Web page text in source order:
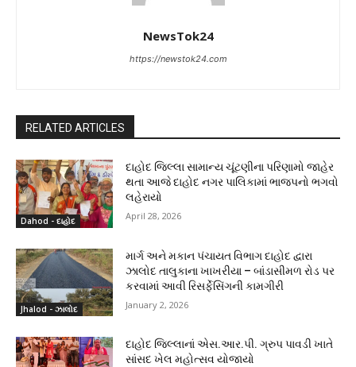
NewsTok24
https://newstok24.com
RELATED ARTICLES
Dahod - દાહોદ
દાહોદ જિલ્લા સામાન્ય ચૂંટણીના પરિણામો જાહેર
થતા આજે દાહોદ નગર પાલિકામાં ભાજપનો ભગવો
લહેરાયો
April 28, 2026
Jhalod - ઝાલોદ
માર્ગ અને મકાન પંચાયત વિભાગ દાહોદ દ્વારા
ઝાલોદ તાલુકાના ખાખરીયા – બાંડાસીમળ રોડ પર
કરવામાં આવી રિસર્ફેસિંગની કામગીરી
January 2, 2026
દાહોદ જિલ્લાનાં એસ.આર.પી. ગ્રુપ પાવડી ખાતે
સાંસદ ખેલ મહોત્સવ યોજાયો